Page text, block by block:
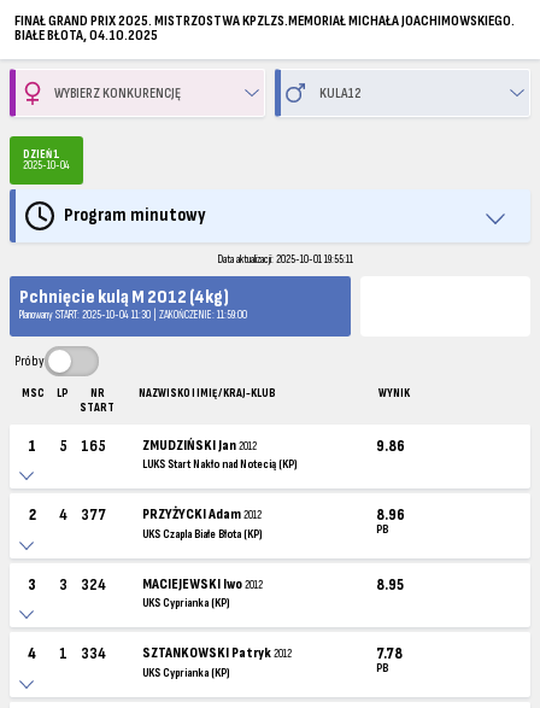
FINAŁ GRAND PRIX 2025. MISTRZOSTWA KPZLZS.MEMORIAŁ MICHAŁA JOACHIMOWSKIEGO.
BIAŁE BŁOTA, 04.10.2025
DZIEŃ 1
2025-10-04
Program minutowy
Data aktualizacji: 2025-10-01 19:55:11
Pchnięcie kulą M 2012 (4kg)
Planowany START: 2025-10-04 11:30 | ZAKOŃCZENIE: 11:59:00
Próby
MSC LP
NR
START
NAZWISKO I IMIĘ / KRAJ-KLUB WYNIK
1 5 165 ZMUDZIŃSKI Jan2012
LUKS Start Nakło nad Notecią (KP)
9.86
2 4 377 PRZYŻYCKI Adam2012
UKS Czapla Białe Błota (KP)
8.96
PB
3 3 324 MACIEJEWSKI Iwo2012
UKS Cyprianka (KP)
8.95
4 1 334 SZTANKOWSKI Patryk2012
UKS Cyprianka (KP)
7.78
PB